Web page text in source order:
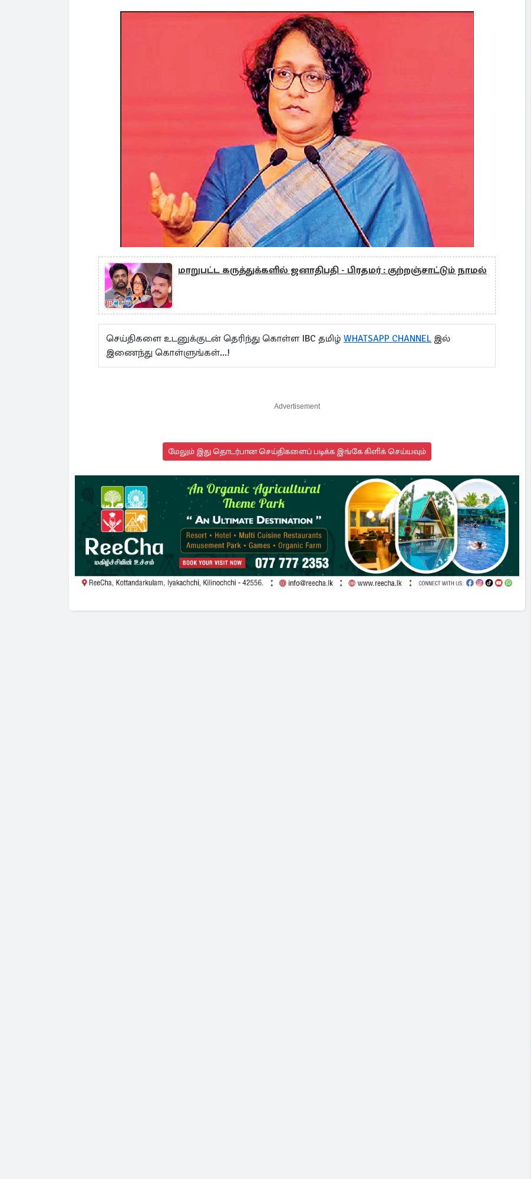
மாறுபட்ட கருத்துக்களில் ஜனாதிபதி - பிரதமர் : குற்றஞ்சாட்டும் நாமல்
செய்திகளை உடனுக்குடன் தெரிந்து கொள்ள IBC தமிழ் WHATSAPP CHANNEL இல்
இணைந்து கொள்ளுங்கள்...!
Advertisement
மேலும் இது தொடர்பான செய்திகளைப் படிக்க இங்கே கிளிக் செய்யவும்